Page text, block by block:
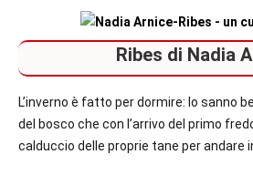
In
secondo
piano
Ribes di Nadia
L’inverno è fatto per dormire: lo sanno
del bosco che con l’arrivo del primo
calduccio delle proprie tane per andare